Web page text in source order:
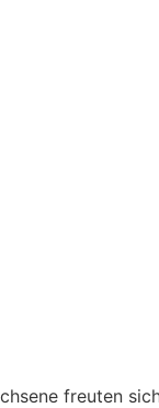
freuten